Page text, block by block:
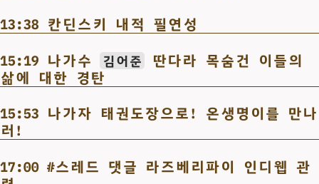
13:38 칸딘스키 내적 필연성
15:19 나가수 김어준
딴다라 목숨건 이들의
삶에 대한 경탄
15:53 나가자 태권도장으로! 온생명이를 만나
러!
17:00 #스레드 댓글 라즈베리파이 인디웹 관